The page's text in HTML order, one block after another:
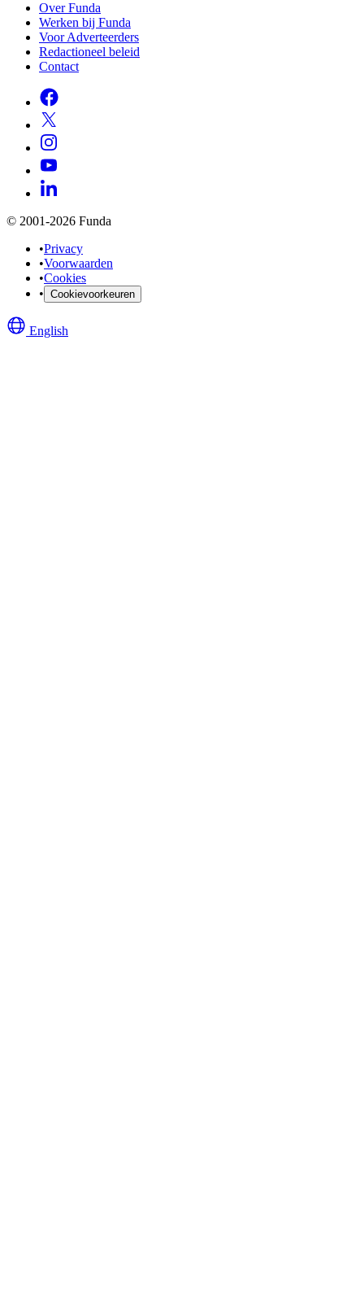
Over Funda
Werken bij Funda
Voor Adverteerders
Redactioneel beleid
Contact
© 2001-2026 Funda
•Privacy
•Voorwaarden
•Cookies
• Cookievoorkeuren
English